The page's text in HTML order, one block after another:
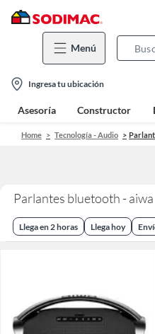
Menú
location-
icon
Ingresa tu ubicación
Asesoría Constructor
Home Tecnología - Audio
Parlantes bluetooth - aiwa
Llega en 2 horas Llega hoy